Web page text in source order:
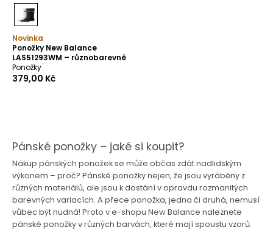
Novinka
Ponožky New Balance
LAS51293WM – různobarevné
Ponožky
379,00 Kč
Pánské ponožky – jaké si koupit?
Nákup pánských ponožek se může občas zdát nadlidským
výkonem – proč? Pánské ponožky nejen, že jsou vyráběny z
různých materiálů, ale jsou k dostání v opravdu rozmanitých
barevných variacích. A přece ponožka, jedna či druhá, nemusí
vůbec být nudná! Proto v e-shopu New Balance naleznete
pánské ponožky v různých barvách, které mají spoustu vzorů.